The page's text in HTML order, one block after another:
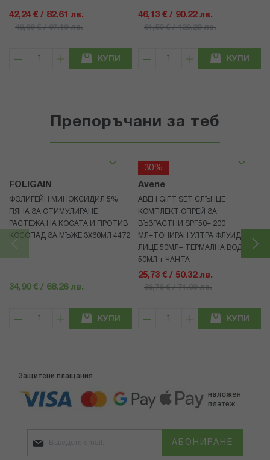
42,24 € / 82.61 лв.
49,69 € / 97.19 лв.
КУПИ
46,13 € / 90.22 лв.
61,50 € / 120.28 лв.
КУПИ
Препоръчани за теб
FOLIGAIN
ФОЛИГЕЙН МИНОКСИДИЛ 5%
ПЯНА ЗА СТИМУЛИРАНЕ
РАСТЕЖА НА КОСАТА И ПРОТИВ
КОСОПАД ЗА МЪЖЕ 3X60МЛ 4472
34,90 € / 68.26 лв.
КУПИ
30%
Avene
АВЕН GIFT SET СЛЪНЦЕ
КОМПЛЕКТ СПРЕЙ ЗА
ВЪЗРАСТНИ SPF50+ 200
МЛ+ТОНИРАН УЛТРА ФЛУИД ЗА
ЛИЦЕ 50МЛ+ ТЕРМАЛНА ВОДА
50МЛ + ЧАНТА
25,73 € / 50.32 лв.
36,76 € / 71.90 лв.
КУПИ
Защитени плащания
АБОНИРАНЕ